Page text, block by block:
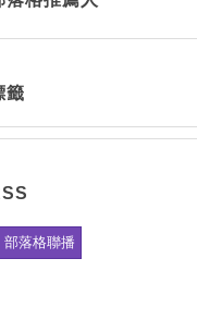
籤
部落格聯播